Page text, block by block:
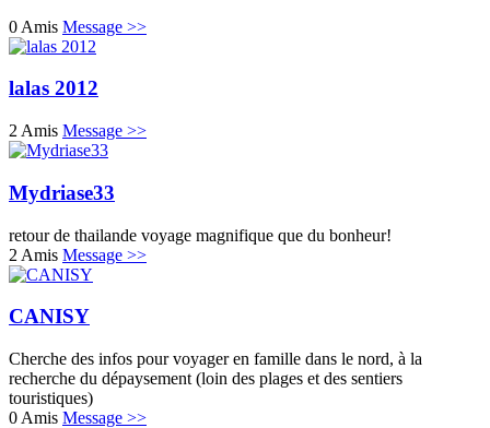
0 Amis Message >>
lalas 2012
2 Amis Message >>
Mydriase33
retour de thailande voyage magnifique que du bonheur!
2 Amis Message >>
CANISY
Cherche des infos pour voyager en famille dans le nord, à la
recherche du dépaysement (loin des plages et des sentiers
touristiques)
0 Amis Message >>